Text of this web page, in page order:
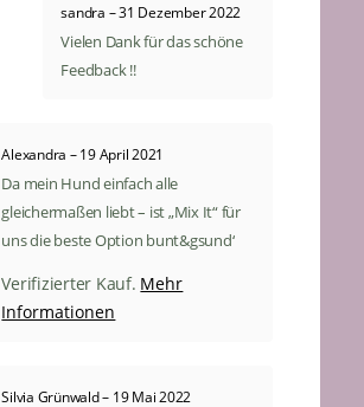
sandra –31 Dezember 2022
Vielen Dank für das schöne
Feedback !!
Alexandra –19 April 2021
Da mein Hund einfach alle
gleichermaßen liebt – ist „Mix It“ für
uns die beste Option bunt&gsund‘
Verifizierter Kauf. Mehr
Informationen
Silvia Grünwald– 19 Mai 2022